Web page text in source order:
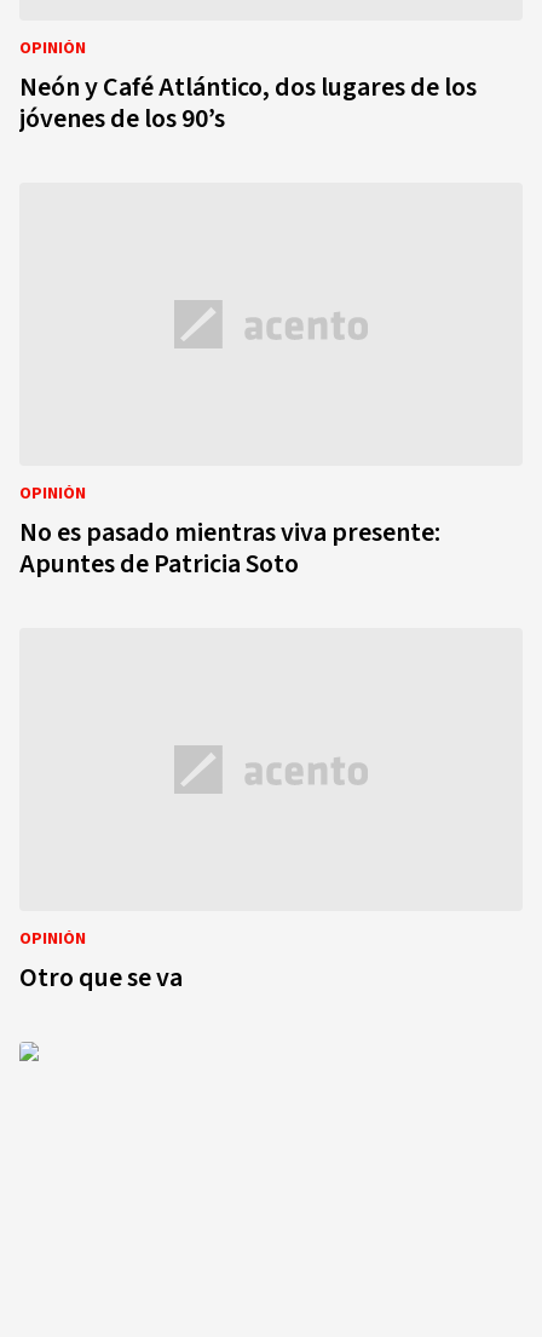
OPINIÓN
Neón y Café Atlántico, dos lugares de los
jóvenes de los 90’s
OPINIÓN
No es pasado mientras viva presente:
Apuntes de Patricia Soto
OPINIÓN
Otro que se va